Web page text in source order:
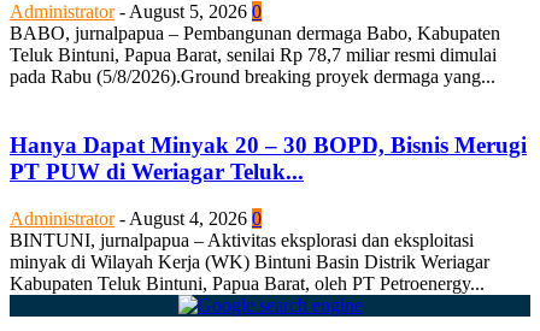
Administrator - August 5, 2026 0
BABO, jurnalpapua – Pembangunan dermaga Babo, Kabupaten
Teluk Bintuni, Papua Barat, senilai Rp 78,7 miliar resmi dimulai
pada Rabu (5/8/2026).Ground breaking proyek dermaga yang...
Hanya Dapat Minyak 20 – 30 BOPD, Bisnis Merugi
PT PUW di Weriagar Teluk...
Administrator - August 4, 2026 0
BINTUNI, jurnalpapua – Aktivitas eksplorasi dan eksploitasi
minyak di Wilayah Kerja (WK) Bintuni Basin Distrik Weriagar
Kabupaten Teluk Bintuni, Papua Barat, oleh PT Petroenergy...